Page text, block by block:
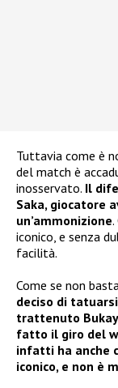
Tuttavia come è
del match è
inosservato. Il
Saka, giocatore
un’ammonizione
iconico, e senza
facilità.
Come se non
deciso di
trattenuto
fatto il giro del
infatti ha anche
iconico, e non è